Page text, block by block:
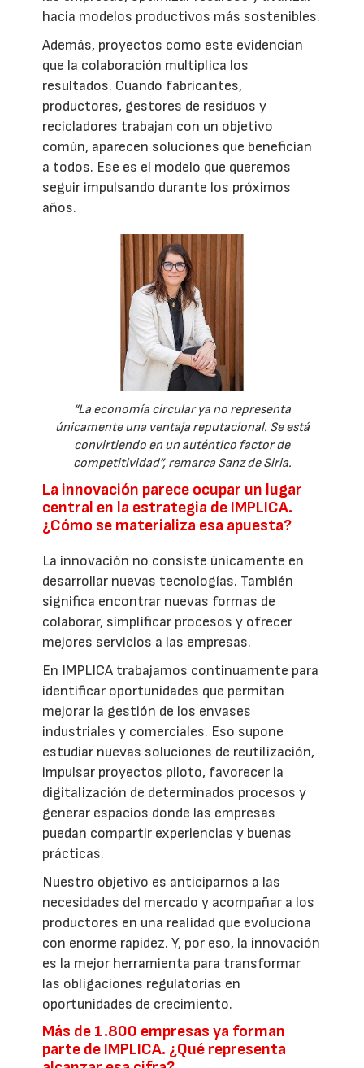
hacia modelos productivos más sostenibles.
Además, proyectos como este evidencian
que la colaboración multiplica los
resultados. Cuando fabricantes,
productores, gestores de residuos y
recicladores trabajan con un objetivo
común, aparecen soluciones que benefician
a todos. Ese es el modelo que queremos
seguir impulsando durante los próximos
años.
“La economía circular ya no representa
únicamente una ventaja reputacional. Se está
convirtiendo en un auténtico factor de
competitividad”, remarca Sanz de Siria.
La innovación parece ocupar un lugar
central en la estrategia de IMPLICA.
¿Cómo se materializa esa apuesta?
La innovación no consiste únicamente en
desarrollar nuevas tecnologías. También
significa encontrar nuevas formas de
colaborar, simplificar procesos y ofrecer
mejores servicios a las empresas.
En IMPLICA trabajamos continuamente para
identificar oportunidades que permitan
mejorar la gestión de los envases
industriales y comerciales. Eso supone
estudiar nuevas soluciones de reutilización,
impulsar proyectos piloto, favorecer la
digitalización de determinados procesos y
generar espacios donde las empresas
puedan compartir experiencias y buenas
prácticas.
Nuestro objetivo es anticiparnos a las
necesidades del mercado y acompañar a los
productores en una realidad que evoluciona
con enorme rapidez. Y, por eso, la innovación
es la mejor herramienta para transformar
las obligaciones regulatorias en
oportunidades de crecimiento.
Más de 1.800 empresas ya forman
parte de IMPLICA. ¿Qué representa